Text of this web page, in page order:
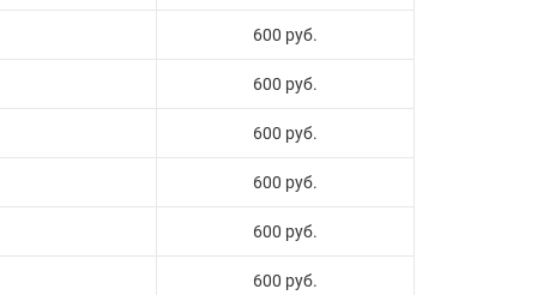
600 руб.
600 руб.
600 руб.
600 руб.
600 руб.
600 руб.